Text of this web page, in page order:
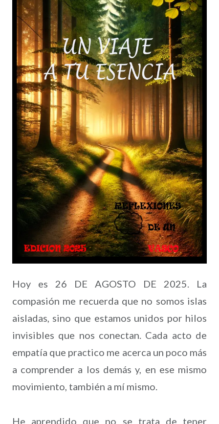
Hoy es 26 DE AGOSTO DE 2025. La
compasión me recuerda que no somos islas
aisladas, sino que estamos unidos por hilos
invisibles que nos conectan. Cada acto de
empatía que practico me acerca un poco más
a comprender a los demás y, en ese mismo
movimiento, también a mí mismo.
He aprendido que no se trata de tener